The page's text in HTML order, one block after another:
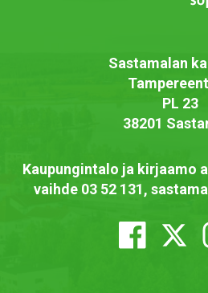
Sastamalan
PL 23
38201
Kaupungintalo ja kirjaamo
vaihde 03 52 131,